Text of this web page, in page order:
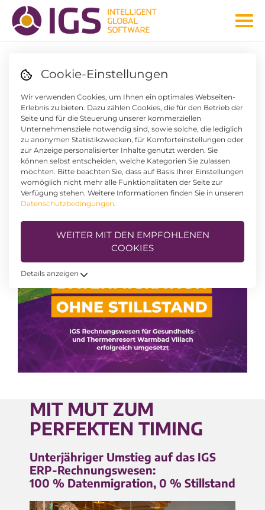
Cookie-Einstellungen
Wir verwenden Cookies, um Ihnen ein optimales Webseiten-
Erlebnis zu bieten. Dazu zählen Cookies, die für den Betrieb der
Seite und für die Steuerung unserer kommerziellen
Unternehmensziele notwendig sind, sowie solche, die lediglich
zu anonymen Statistikzwecken, für Komforteinstellungen oder
zur Anzeige personalisierter Inhalte genutzt werden. Sie
können selbst entscheiden, welche Kategorien Sie zulassen
möchten. Bitte beachten Sie, dass auf Basis Ihrer Einstellungen
womöglich nicht mehr alle Funktionalitäten der Seite zur
Verfügung stehen. Weitere Informationen finden Sie in unseren
Datenschutzbedingungen.
WEITER MIT DEN EMPFOHLENEN
COOKIES
Details anzeigen
THERMENRESORT WARMBAD VILLACH
ERFOLGREICH UMGESETZT
DATENMIGRATION OHNE
STILLSTAND
MIT MUT ZUM
PERFEKTEN TIMING
Unterjähriger Umstieg auf das IGS
ERP-Rechnungswesen:
100 % Datenmigration, 0 % Stillstand